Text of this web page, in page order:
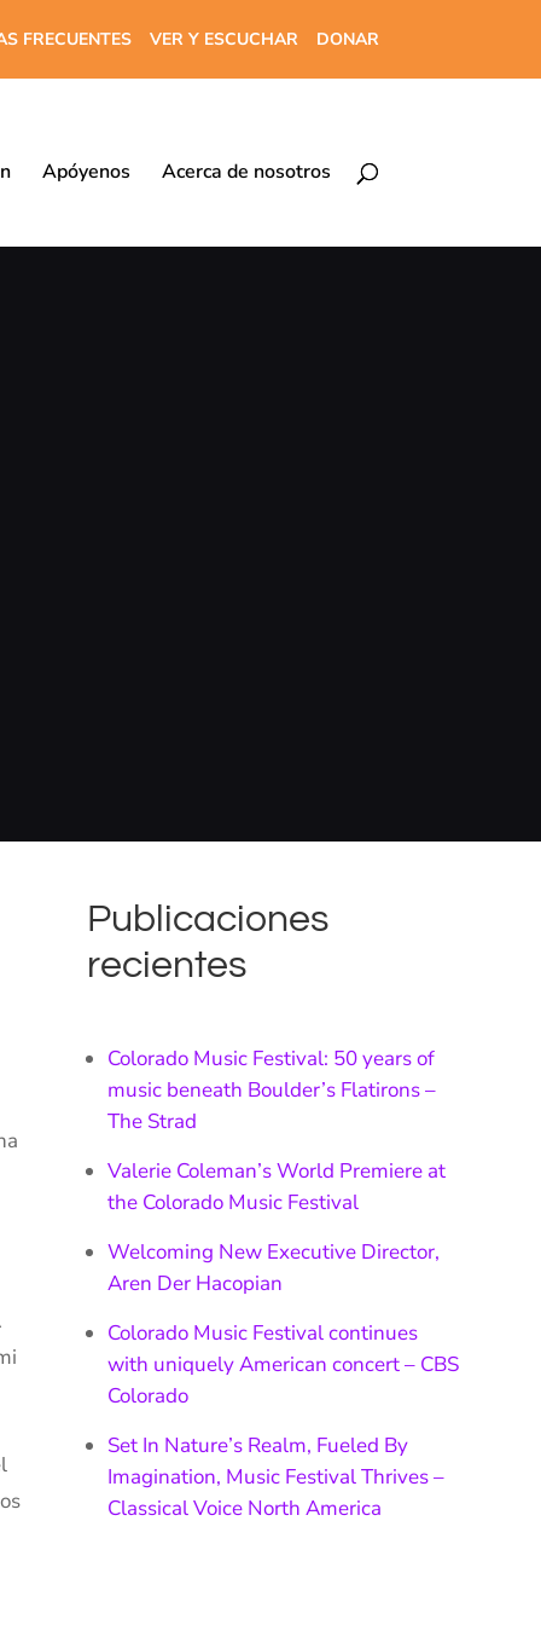
FRECUENTES VER Y ESCUCHAR DONAR
Apóyenos Acerca de nosotros
Publicaciones
recientes
Colorado Music Festival: 50 years of
music beneath Boulder’s Flatirons –
The Strad
Valerie Coleman’s World Premiere at
the Colorado Music Festival
Welcoming New Executive Director,
Aren Der Hacopian
Colorado Music Festival continues
with uniquely American concert – CBS
Colorado
Set In Nature’s Realm, Fueled By
Imagination, Music Festival Thrives –
Classical Voice North America